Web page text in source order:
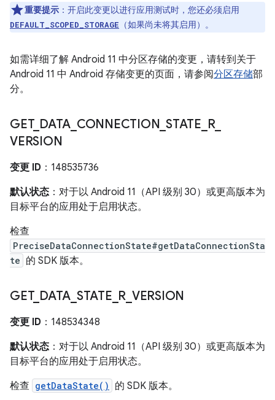
重要提示 ：开启此变更以进行应用测试时，您还必须启用
DEFAULT_SCOPED_STORAGE （如果尚未将其启用）。
如需详细了解 Android 11 中分区存储的变更，请转到关于
Android 11 中 Android 存储变更的页面，请参阅分区存储部
分。
GET_ DATA CONNECTION STATE R_
VERSION
变更 ID ：148535736
默认状态 ：对于以 Android 11（API 级别 30）或更高版本为
目标平台的应用处于启用状态。
检查
PreciseDataConnectionState#getDataConnectionSta
te 的 SDK 版本。
GET_ DATA STATE R VERSION
变更 ID ：148534348
默认状态 ：对于以 Android 11（API 级别 30）或更高版本为
目标平台的应用处于启用状态。
检查 getDataState() 的 SDK 版本。